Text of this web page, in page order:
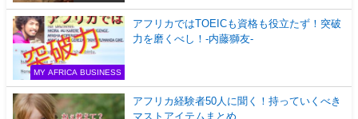
MY AFRICA BUSINESS
アフリカではTOEICも資格も役立たず！突破
力を磨くべし！-内藤獅友-
アフリカ経験者50人に聞く！持っていくべき
マストアイテムまとめ